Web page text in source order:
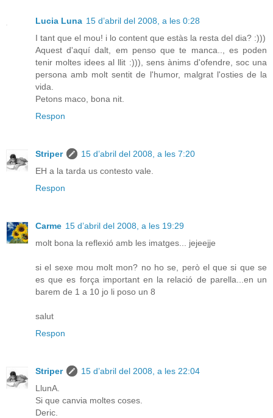
Lucia Luna 15 d’abril del 2008, a les 0:28
I tant que el mou! i lo content que estàs la resta del dia? :)))
Aquest d'aquí dalt, em penso que te manca.., es poden
tenir moltes idees al llit :))), sens ànims d'ofendre, soc una
persona amb molt sentit de l'humor, malgrat l'osties de la
vida.
Petons maco, bona nit.
Respon
Striper
15 d’abril del 2008, a les 7:20
EH a la tarda us contesto vale.
Respon
Carme 15 d’abril del 2008, a les 19:29
molt bona la reflexió amb les imatges... jejeejje
si el sexe mou molt mon? no ho se, però el que si que se
es que es força important en la relació de parella...en un
barem de 1 a 10 jo li poso un 8
salut
Respon
Striper
15 d’abril del 2008, a les 22:04
LlunA.
Si que canvia moltes coses.
Deric.